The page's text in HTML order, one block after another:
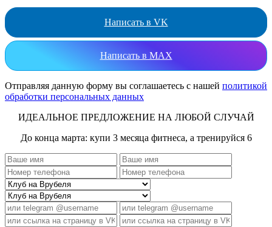
Написать в VK
Написать в MAX
Отправляя данную форму вы соглашаетесь с нашей политикой
обработки персональных данных
ИДЕАЛЬНОЕ ПРЕДЛОЖЕНИЕ НА ЛЮБОЙ СЛУЧАЙ
До конца марта: купи 3 месяца фитнеса, а тренируйся 6